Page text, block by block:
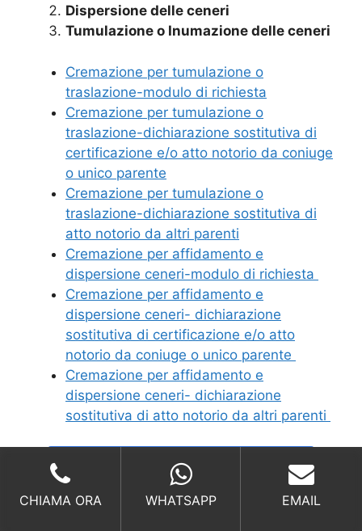
Dispersione delle ceneri
Tumulazione o Inumazione delle ceneri
Cremazione per tumulazione o
traslazione-modulo di richiesta
Cremazione per tumulazione o
traslazione-dichiarazione sostitutiva di
certificazione e/o atto notorio da coniuge
o unico parente
Cremazione per tumulazione o
traslazione-dichiarazione sostitutiva di
atto notorio da altri parenti
Cremazione per affidamento e
dispersione ceneri-modulo di richiesta
Cremazione per affidamento e
dispersione ceneri- dichiarazione
sostitutiva di certificazione e/o atto
notorio da coniuge o unico parente
Cremazione per affidamento e
dispersione ceneri- dichiarazione
sostitutiva di atto notorio da altri parenti
Richiedi un Preventivo
CHIAMA ORA WHATSAPP EMAIL